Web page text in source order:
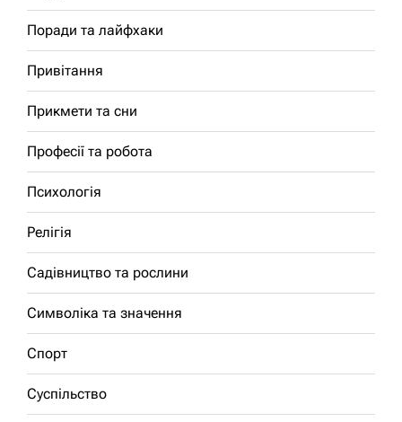
Поради та лайфхаки
Привітання
Прикмети та сни
Професії та робота
Психологія
Релігія
Садівництво та рослини
Символіка та значення
Спорт
Суспільство